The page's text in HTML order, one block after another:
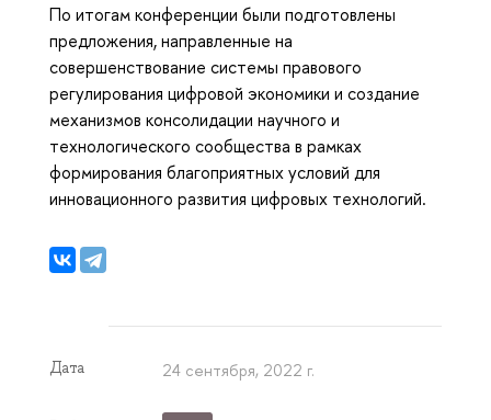
По итогам конференции были подготовлены
предложения, направленные на
совершенствование системы правового
регулирования цифровой экономики и создание
механизмов консолидации научного и
технологического сообщества в рамках
формирования благоприятных условий для
инновационного развития цифровых технологий.
Дата 24 сентября, 2022 г.